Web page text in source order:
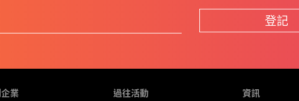
登記
業 過往活動 資訊